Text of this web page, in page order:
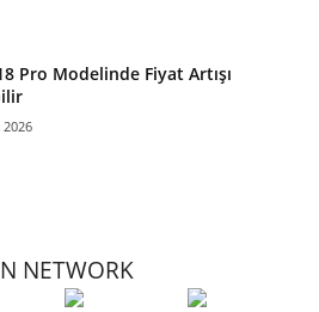
Pro Modelinde Fiyat Artışı
NETWORK